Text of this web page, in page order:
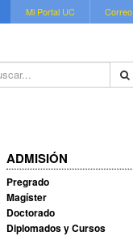
Mi Portal UC Correo
ADMISIÓN
Pregrado
Magíster
Doctorado
Diplomados y Cursos